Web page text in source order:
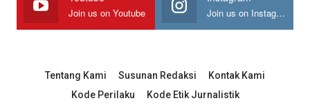
Join us on Youtube Join us on Instagram
Tentang Kami Susunan Redaksi
Kontak Kami
Kode Perilaku
Kode Etik Jurnalistik